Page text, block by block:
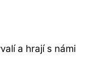
a hrají s námi